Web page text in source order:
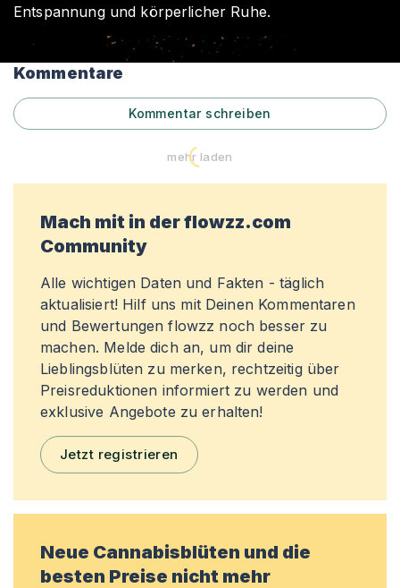
Entspannung und körperlicher Ruhe.
Kommentare
Kommentar schreiben
mehr laden
Mach mit in der flowzz.com
Community
Alle wichtigen Daten und Fakten - täglich
aktualisiert! Hilf uns mit Deinen Kommentaren
und Bewertungen flowzz noch besser zu
machen. Melde dich an, um dir deine
Lieblingsblüten zu merken, rechtzeitig über
Preisreduktionen informiert zu werden und
exklusive Angebote zu erhalten!
Jetzt registrieren
Neue Cannabisblüten und die
besten Preise nicht mehr